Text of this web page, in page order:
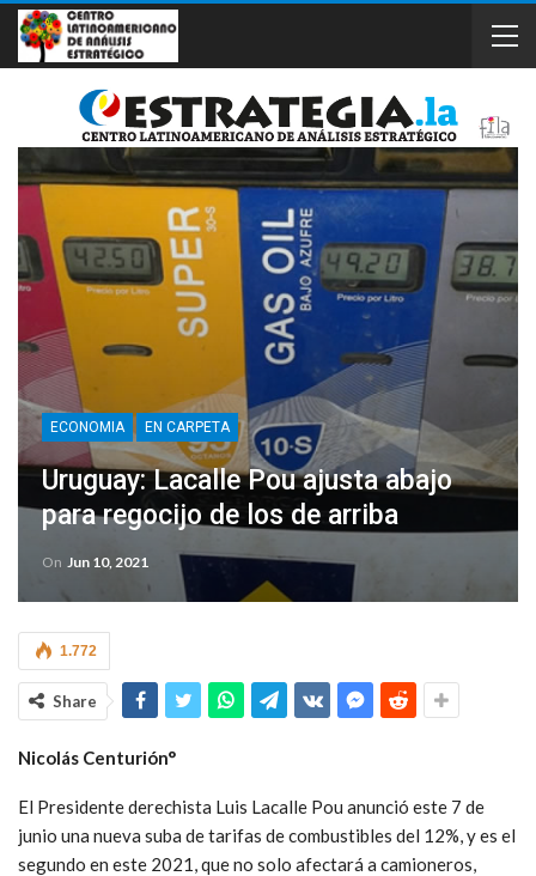
ECONOMIA EN CARPETA
Uruguay: Lacalle Pou ajusta abajo
para regocijo de los de arriba
On Jun 10, 2021
1.772
Share
Nicolás Centurión°
El Presidente derechista Luis Lacalle Pou anunció este 7 de
junio una nueva suba de tarifas de combustibles del 12%, y es el
segundo en este 2021, que no solo afectará a camioneros,